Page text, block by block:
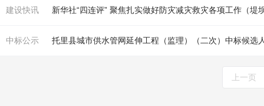
建设快讯 新华社“四连评” 聚焦扎实做好防灾减灾救灾各项工作（堤
中标公示 托里县城市供水管网延伸工程（监理）（二次）中标候选
上一页